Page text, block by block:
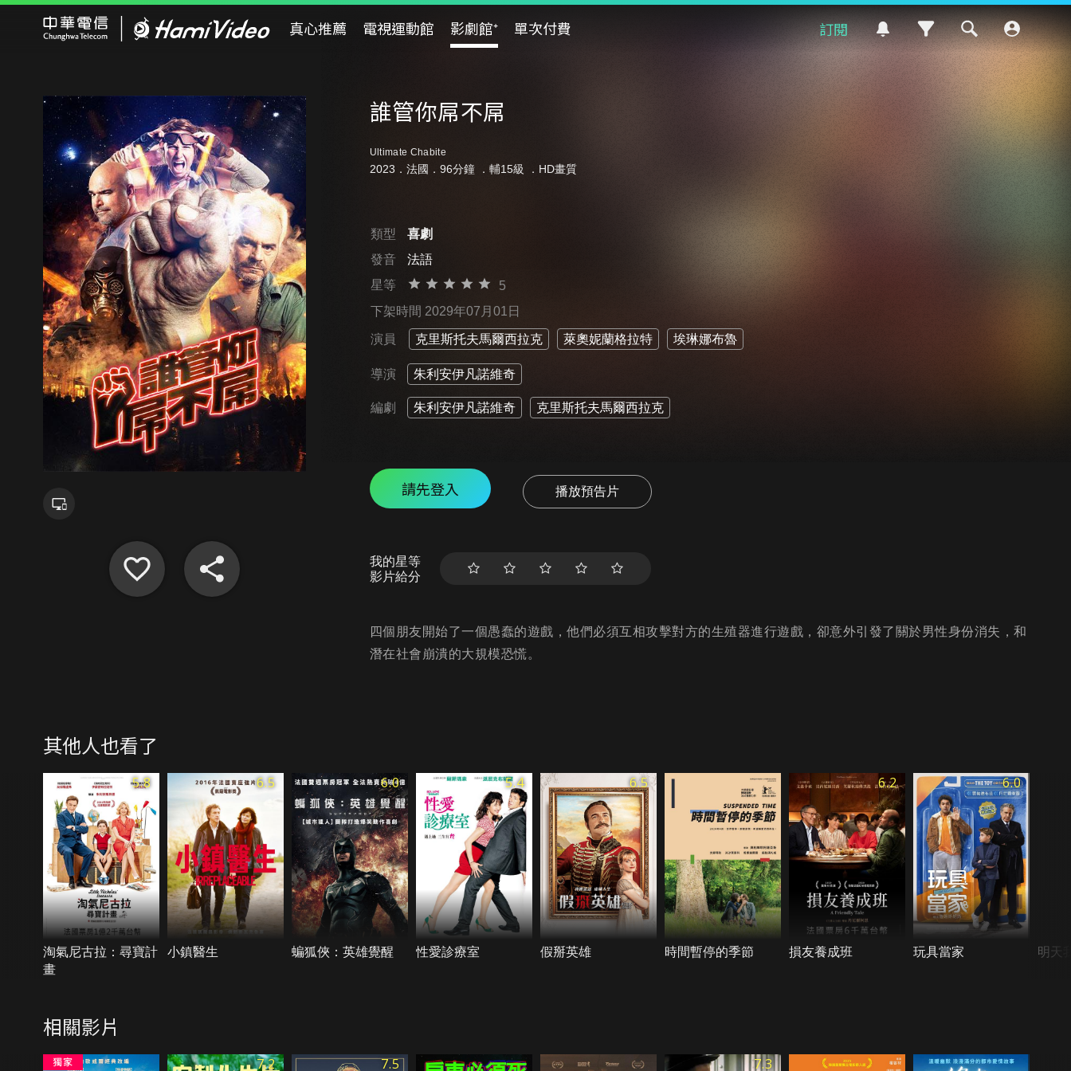
真心推薦 電視運動館 影劇館⁺ 單次付費 訂閱
誰管你屌不屌
Ultimate Chabite
2023．法國．96分鐘 ． 輔15級 ．HD畫質
類型
喜劇
發音
法語
星等
5
下架時間 2029年07月01日
演員 克里斯托夫馬爾西拉克 萊奧妮蘭格拉特 埃琳娜布魯
導演 朱利安伊凡諾維奇
編劇 朱利安伊凡諾維奇 克里斯托夫馬爾西拉克
請先登入 播放預告片
我的星等
影片給分
四個朋友開始了一個愚蠢的遊戲，他們必須互相攻擊對方的生殖器進行遊戲，卻意外引發了關於男性身份消失，和
潛在社會崩潰的大規模恐慌。
其他人也看了
5.8
淘氣尼古拉：尋寶計
畫
6.5
小鎮醫生
6.0
蝙狐俠：英雄覺醒
5.4
性愛診療室
6.5
假掰英雄 時間暫停的季節
6.2
損友養成班
6.0
玩具當家 明天
相關影片
7.2 7.5 7.3